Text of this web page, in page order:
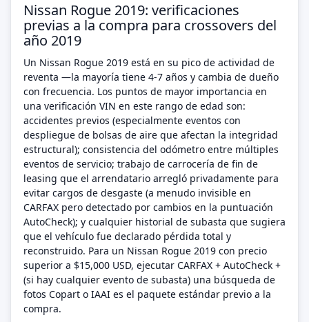
Nissan Rogue 2019: verificaciones
previas a la compra para crossovers del
año 2019
Un Nissan Rogue 2019 está en su pico de actividad de
reventa —la mayoría tiene 4-7 años y cambia de dueño
con frecuencia. Los puntos de mayor importancia en
una verificación VIN en este rango de edad son:
accidentes previos (especialmente eventos con
despliegue de bolsas de aire que afectan la integridad
estructural); consistencia del odómetro entre múltiples
eventos de servicio; trabajo de carrocería de fin de
leasing que el arrendatario arregló privadamente para
evitar cargos de desgaste (a menudo invisible en
CARFAX pero detectado por cambios en la puntuación
AutoCheck); y cualquier historial de subasta que sugiera
que el vehículo fue declarado pérdida total y
reconstruido. Para un Nissan Rogue 2019 con precio
superior a $15,000 USD, ejecutar CARFAX + AutoCheck +
(si hay cualquier evento de subasta) una búsqueda de
fotos Copart o IAAI es el paquete estándar previo a la
compra.